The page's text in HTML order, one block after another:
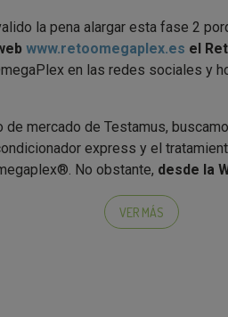
la pena alargar esta fase 2
www.retoomegaplex.es el
en las redes sociales y
mercado de Testamus,
express y el
No obstante, desde la
marca dará la oportunidad a 500
podréis encontrar toda la
fotografías de vuestro cabello
VER MÁS